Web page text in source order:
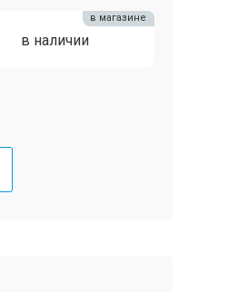
в наличии
в магазине